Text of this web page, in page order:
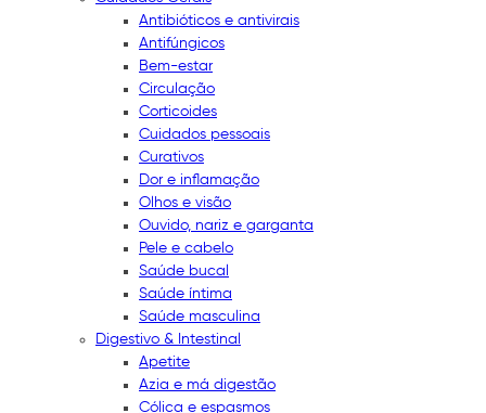
Antibióticos e antivirais
Antifúngicos
Bem-estar
Circulação
Corticoides
Cuidados pessoais
Curativos
Dor e inflamação
Olhos e visão
Ouvido, nariz e garganta
Pele e cabelo
Saúde bucal
Saúde íntima
Saúde masculina
Digestivo & Intestinal
Apetite
Azia e má digestão
Cólica e espasmos